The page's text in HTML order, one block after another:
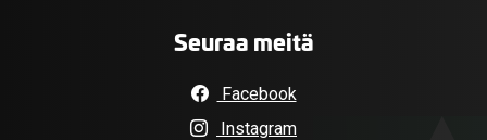
Seuraa meitä
Facebook
Instagram